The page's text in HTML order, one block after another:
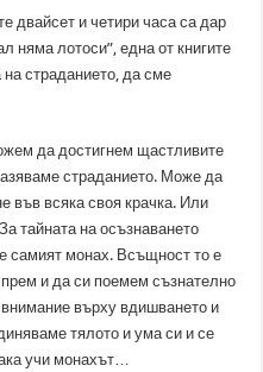
двайсет и четири часа са дар
няма лотоси”, една от книгите
на страданието, да сме
да достигнем щастливите
страданието. Може да
във всяка своя крачка. Или
тайната на осъзнаването
самият монах. Всъщност то е
и да си поемем съзнателно
върху вдишването и
тялото и ума си и се
учи монахът…